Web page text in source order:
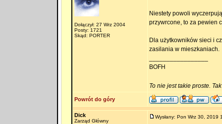
Dołączył: 27 Wrz 2004
Posty: 1721
Skąd: PORTER
Niestety powoli
przywrcone, to za pewien
Dla użytkowników sieci i
zasilania w mieszkaniach.
BOFH
To nie jest takie proste.
Powrót do góry
Dick
Zarząd Główny
Wysłany: Pon Wrz 30, 2019